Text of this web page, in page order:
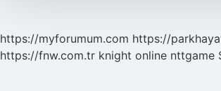
https://myforumum.com https://
https://fnw.com.tr knight online nttgame